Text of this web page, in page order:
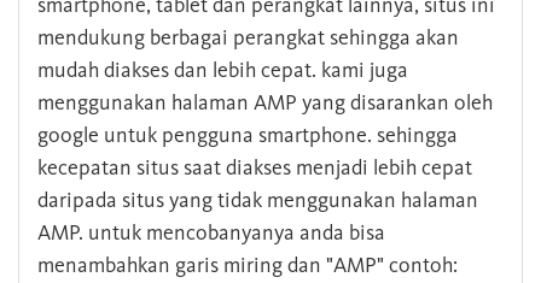
mendukung berbagai perangkat sehingga akan
mudah diakses dan lebih cepat. kami juga
menggunakan halaman AMP yang disarankan oleh
google untuk pengguna smartphone. sehingga
kecepatan situs saat diakses menjadi lebih cepat
daripada situs yang tidak menggunakan halaman
AMP. untuk mencobanyanya anda bisa
menambahkan garis miring dan "AMP" contoh: